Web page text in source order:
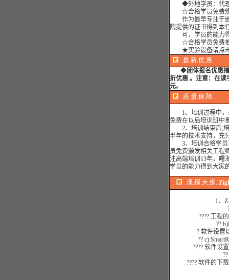
◆外地学员：代理
☆合格学员免费颁
作为最早专注于嵌
院提供的证书得到本
可，学员的能力得
☆合格学员免费
★实验设备请点
.最.新.优.惠.
◆团体报名优惠
折优惠 。注意：在读
元。
.质.量.保.障.
1、培训过程中，
免费在以后培训班中
2、培训结束后,培
半年的技术支持，充
3、培训合格学员
员免费颁发相关工程
注高端培训13年，曙
学员的能力得到大家
.课.程.大.纲.:
1、
???? 工程
??
? 软件设置
?? c)
???? 软件设
???? 软件的下